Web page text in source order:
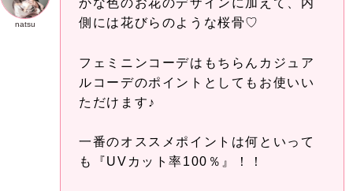
natsu
かな色のお花のデザインに加えて、内
側には花びらのような桜骨♡
フェミニンコーデはもちらんカジュア
ルコーデのポイントとしてもお使いい
ただけます♪
一番のオススメポイントは何といって
も『UVカット率100％』！！